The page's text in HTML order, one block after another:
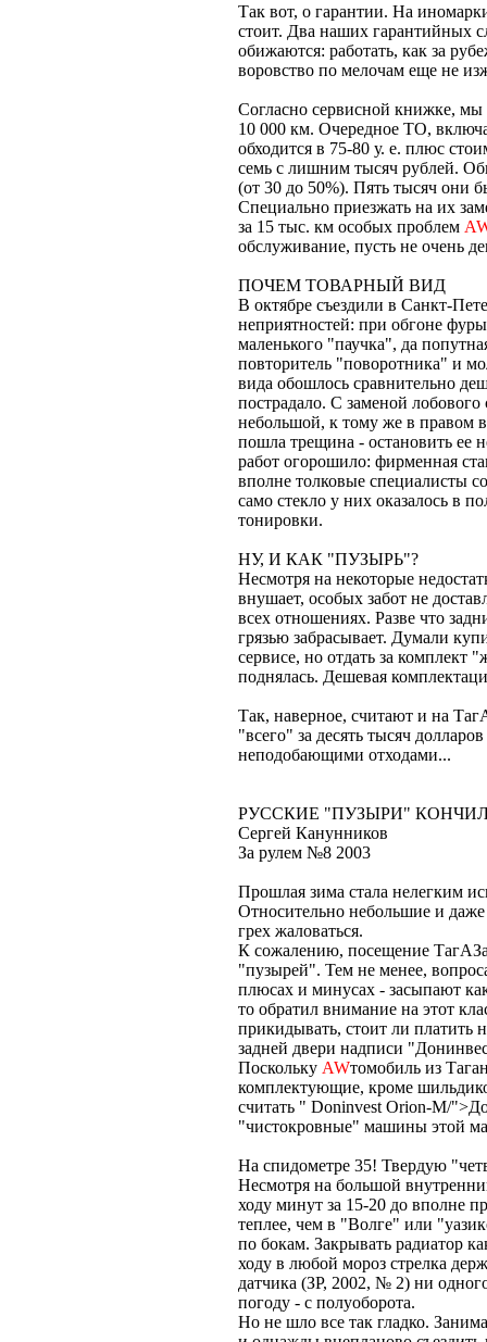
Так вот, о гарантии. На
стоит. Два наших гарантийных
обижаются: работать, как за
воровство по мелочам еще не
Согласно сервисной книжке,
10 000 км. Очередное ТО,
обходится в 75-80 у. е. плюс
семь с лишним тысяч рублей.
(от 30 до 50%). Пять тысяч они
Специально приезжать на их
за 15 тыс. км особых проблем
обслуживание, пусть не очень
ПОЧЕМ ТОВАРНЫЙ ВИД
В октябре съездили в Санкт-
неприятностей: при обгоне
маленького "паучка", да
повторитель "поворотника" и
вида обошлось сравнительно
пострадало. С заменой
небольшой, к тому же в правом
пошла трещина - остановить ее
работ огорошило: фирменная
вполне толковые специалисты
само стекло у них оказалось в
тонировки.
НУ, И КАК "ПУЗЫРЬ"?
Несмотря на некоторые
внушает, особых забот не
всех отношениях. Разве что
грязью забрасывает. Думали
сервисе, но отдать за комплект
поднялась. Дешевая
Так, наверное, считают и на
"всего" за десять тысяч
неподобающими отходами...
РУССКИЕ "ПУЗЫРИ"
Сергей Канунников
За рулем №8 2003
Прошлая зима стала нелегким
Относительно небольшие и
грех жаловаться.
К сожалению, посещение
"пузырей". Тем не менее,
плюсах и минусах - засыпают
то обратил внимание на этот
прикидывать, стоит ли платить
задней двери надписи
Поскольку AWтомобиль из
комплектующие, кроме
считать " Doninvest Orion-M/
"чистокровные" машины этой
На спидометре 35! Твердую
Несмотря на большой
ходу минут за 15-20 до вполне
теплее, чем в "Волге" или
по бокам. Закрывать радиатор
ходу в любой мороз стрелка
датчика (ЗР, 2002, № 2) ни
погоду - с полуоборота.
Но не шло все так гладко.